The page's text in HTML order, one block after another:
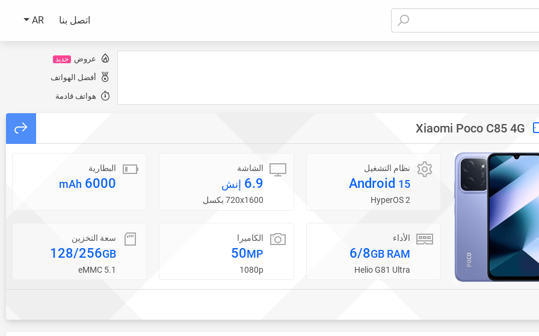
اتصل بنا AR
عروض جديد
أفضل الهواتف
هواتف قادمة
Xiaomi Poco C85 4G
نظام التشغيل
Android 15
HyperOS 2
الشاشة
6.9 إنش
720x1600 بكسل
البطارية
6000
mAh
الأداء
6/8GB RAM
Helio G81 Ultra
الكاميرا
50MP
1080p
سعة التخزين
128/256GB
eMMC 5.1